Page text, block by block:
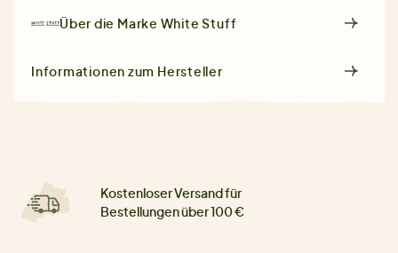
Über die Marke White Stuff
Informationen zum Hersteller
Kostenloser Versand für
Bestellungen über 100 €